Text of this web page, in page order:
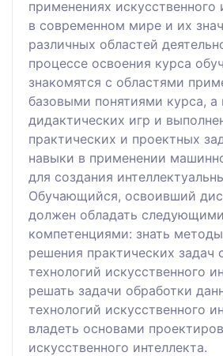
применениях искусственного
в современном мире и их
различных областей
процессе освоения курса
знакомятся с областями
базовыми понятиями курса, а
дидактических игр и
практических и проектных
навыки в применении
для создания
Обучающийся, освоивший
должен обладать следующими
компетенциями: знать
решения практических
технологий искусственного
решать задачи обработки
технологий искусственного
владеть основами
искусственного интеллекта.